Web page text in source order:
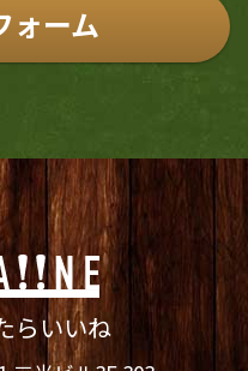
ォーム
らいいね